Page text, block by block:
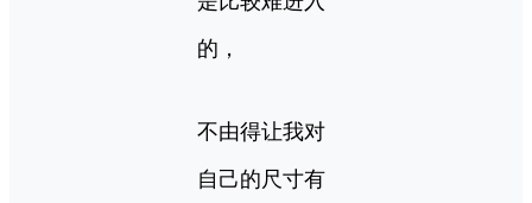
的，
不由得让我对
自己的尺寸有